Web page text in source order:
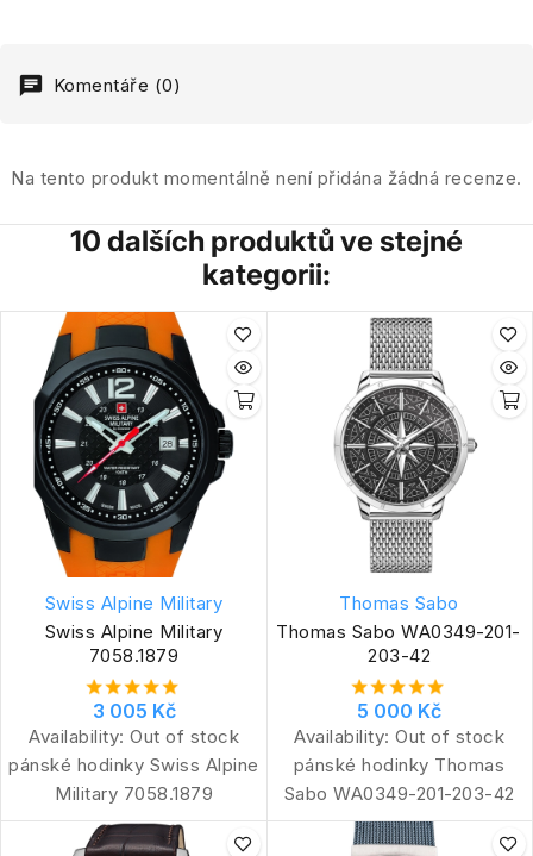
Komentáře (0)
Na tento produkt momentálně není přidána žádná recenze.
10 dalších produktů ve stejné
kategorii:
Swiss Alpine Military
Swiss Alpine Military
7058.1879
3 005 Kč
Availability: Out of stock
pánské hodinky Swiss Alpine
Military 7058.1879
Thomas Sabo
Thomas Sabo WA0349-201-
203-42
5 000 Kč
Availability: Out of stock
pánské hodinky Thomas
Sabo WA0349-201-203-42